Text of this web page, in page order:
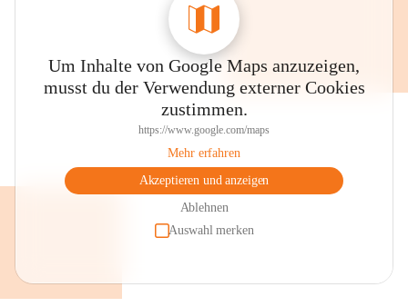
Um Inhalte von Google Maps anzuzeigen,
musst du der Verwendung externer Cookies
zustimmen.
https://www.google.com/maps
Mehr erfahren
Akzeptieren und anzeigen
Ablehnen
Auswahl merken